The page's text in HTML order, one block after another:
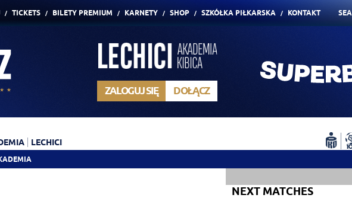
TICKETS BILETY PREMIUM KARNETY SHOP SZKÓŁKA PIŁKARSKA KONTAKT
ZALOGUJ SIĘ DOŁĄCZ
LECHICI
NEXT MATCHES